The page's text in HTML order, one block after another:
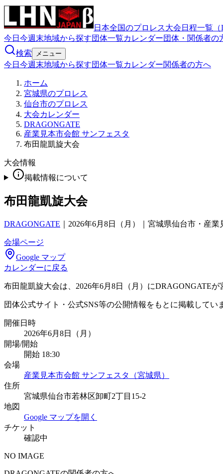
日本全国のプロレス大会日程一覧（
今日 今週末地域から探す団体一覧カレンダー団体・関係者の
検索
メニュー
今日 今週末地域から探す団体一覧カレンダー関係者の方へ
ホーム
宮城県のプロレス
仙台市のプロレス
大会カレンダー
DRAGONGATE
産業見本市会館 サンフェスタ
布田龍凱旋大会
大会情報
掲載情報について
布田龍凱旋大会
DRAGONGATE 2026年6月8日（月）｜宮城県仙台市・産
会場ページ
Google マップ
カレンダーに戻る
布田龍凱旋大会は、2026年6月8日（月）にDRAGONGATE
団体公式サイト・公式SNS等の公開情報をもとに掲載してい
開催日時
2026年6月8日（月）
開場/開始
開始 18:30
会場
産業見本市会館 サンフェスタ（宮城県）
住所
宮城県仙台市若林区卸町2丁目15-2
地図
Google マップを開く
チケット
確認中
NO IMAGE